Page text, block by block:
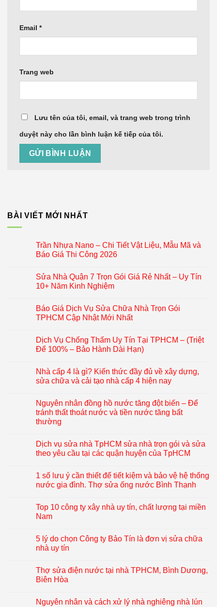
Email *
Trang web
Lưu tên của tôi, email, và trang web trong trình
duyệt này cho lần bình luận kế tiếp của tôi.
BÀI VIẾT MỚI NHẤT
Trần Nhựa Nano – Chi Tiết Vật Liệu, Mẫu Mã và
Báo Giá Thi Công 2026
Sửa Nhà Quận 7 Trọn Gói Giá Rẻ Nhất – Uy Tín
10+ Năm Kinh Nghiệm
Báo Giá Dịch Vụ Sửa Chữa Nhà Trọn Gói
TPHCM Cập Nhật Mới Nhất
Dịch Vụ Chống Thấm Uy Tín Tại TPHCM – (Triệt
Để 100% – Bảo Hành Dài Hạn)
Nhà cấp 4 là gì? Kiến thức đầy đủ về xây dựng,
sửa chữa và cải tạo nhà cấp 4 hiện nay
Nguyên nhân đồng hồ nước tăng đột biến – Để
tránh thất thoát nước và tiền nước tăng bất
thường
Dịch vụ sửa nhà TpHCM sửa nhà trọn gói và sửa
theo yêu cầu tại các quận huyện của TpHCM
1 số lưu ý cần thiết để tiết kiệm và bảo vệ hệ thống
nước gia đình. Thợ sửa ống nước Bình Thạnh
Top 10 công ty xây nhà uy tín, chất lượng tại miền
Nam
5 lý do chọn Công ty Bảo Tín là đơn vị sửa chữa
nhà uy tín
Thợ sửa điện nước tại nhà TPHCM, Bình Dương,
Biên Hòa
Nguyên nhân và cách xử lý nhà nghiêng nhà lún